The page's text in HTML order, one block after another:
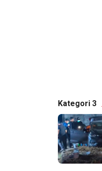
Kategori 3